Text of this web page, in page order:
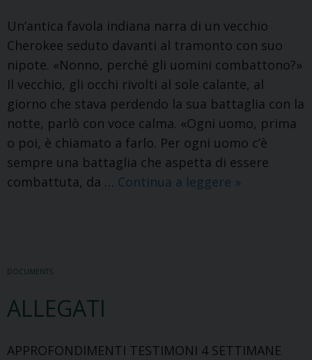
Un’antica favola indiana narra di un vecchio
Cherokee seduto davanti al tramonto con suo
nipote. «Nonno, perché gli uomini combattono?»
Il vecchio, gli occhi rivolti al sole calante, al
giorno che stava perdendo la sua battaglia con la
notte, parlò con voce calma. «Ogni uomo, prima
o poi, è chiamato a farlo. Per ogni uomo c’è
sempre una battaglia che aspetta di essere
combattuta, da … Continua a leggere Racconto
»
DOCUMENTS
ALLEGATI
APPROFONDIMENTI TESTIMONI 4 SETTIMANE